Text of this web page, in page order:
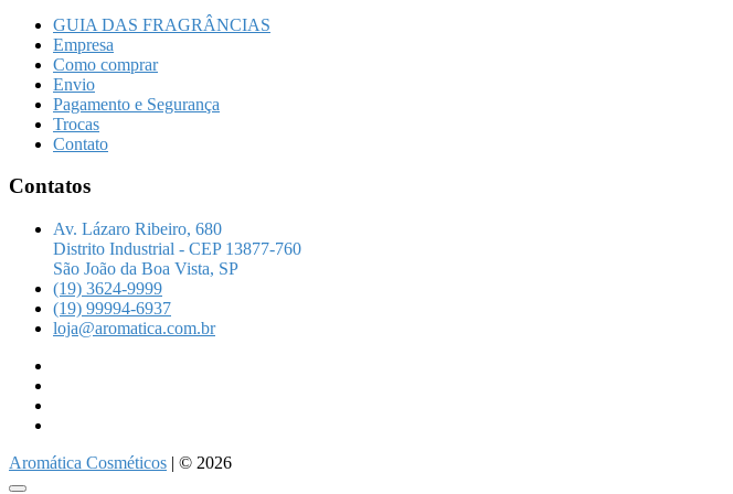
GUIA DAS FRAGRÂNCIAS
Empresa
Como comprar
Envio
Pagamento e Segurança
Trocas
Contato
Contatos
Av. Lázaro Ribeiro, 680
Distrito Industrial - CEP 13877-760
São João da Boa Vista, SP
(19) 3624-9999
(19) 99994-6937
loja@aromatica.com.br
Aromática Cosméticos | © 2026